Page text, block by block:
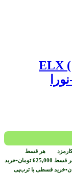
کیت مکش (لوله رابطه هوا) ELX
هر قسط
قسط 625,000 تومان•خرید
•خرید قسطی با ترب‌پی